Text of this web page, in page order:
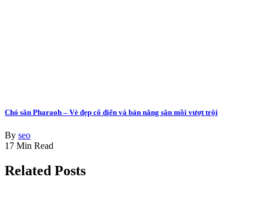
Chó săn Pharaoh – Vẻ đẹp cổ điển và bản năng săn mồi vượt trội
By seo
17 Min Read
Related Posts